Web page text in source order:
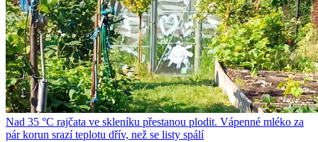
Nad 35 °C rajčata ve skleníku přestanou plodit. Vápenné mléko za
pár korun srazí teplotu dřív, než se listy spálí